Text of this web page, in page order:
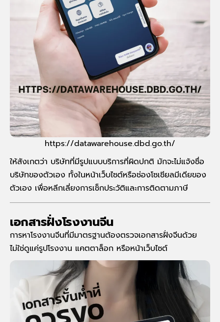
https://datawarehouse.dbd.go.th/
ให้สังเกตว่า บริษัทที่มีรูปแบบบริการที่ผิดปกติ มักจะไม่แจ้งชื่อ
บริษัทของตัวเอง ทั้งในหน้าเว็บไซต์หรือช่องโซเชียลมีเดียของ
ตัวเอง เพื่อหลีกเลี่ยงการเช็กประวัติและการติดตามภาษี
เอกสารฝั่งโรงงานจีน
การหาโรงงานจีนที่มีมาตรฐานต้องตรวจเอกสารฝั่งจีนด้วย
ไม่ใช่ดูแค่รูปโรงงาน แคตตาล็อก หรือหน้าเว็บไซต์